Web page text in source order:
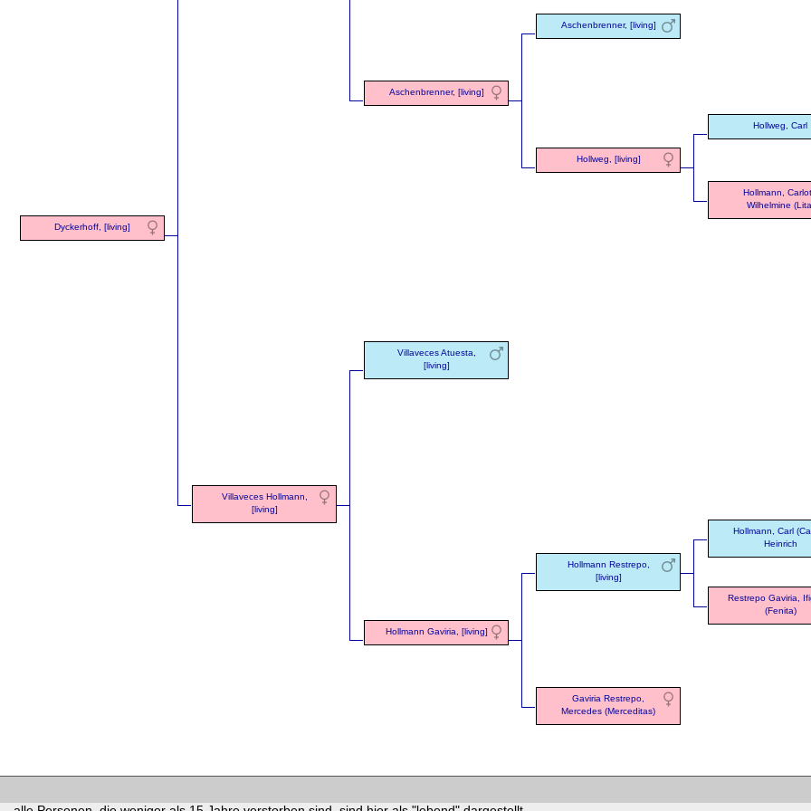
Dyckerhoff, [living]
Aschenbrenner, [living]
Aschenbrenner, [living]
Hollweg, [living]
Hollweg, Carl
Hollmann,
Wilhelmine
Villaveces Hollmann,
[living]
Villaveces Atuesta,
[living]
Hollmann Gaviria, [living]
Hollmann Restrepo,
[living]
Hollmann, Carl
Heinrich
Restrepo Gaviria,
(Fenita)
Gaviria Restrepo,
Mercedes (Merceditas)